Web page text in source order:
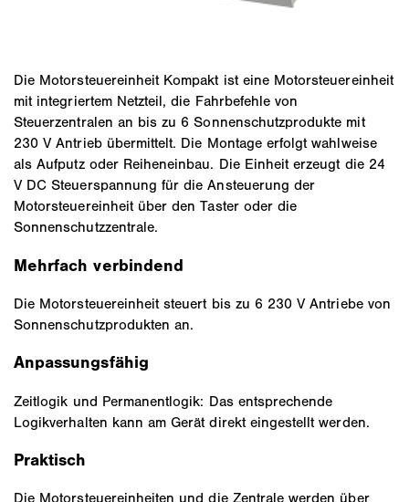
Die Motorsteuereinheit Kompakt ist eine Motorsteuereinheit
mit integriertem Netzteil, die Fahrbefehle von
Steuerzentralen an bis zu 6 Sonnenschutzprodukte mit
230 V Antrieb übermittelt. Die Montage erfolgt wahlweise
als Aufputz oder Reiheneinbau. Die Einheit erzeugt die 24
V DC Steuerspannung für die Ansteuerung der
Motorsteuereinheit über den Taster oder die
Sonnenschutzzentrale.
Mehrfach verbindend
Die Motorsteuereinheit steuert bis zu 6 230 V Antriebe von
Sonnenschutzprodukten an.
Anpassungsfähig
Zeitlogik und Permanentlogik: Das entsprechende
Logikverhalten kann am Gerät direkt eingestellt werden.
Praktisch
Die Motorsteuereinheiten und die Zentrale werden über